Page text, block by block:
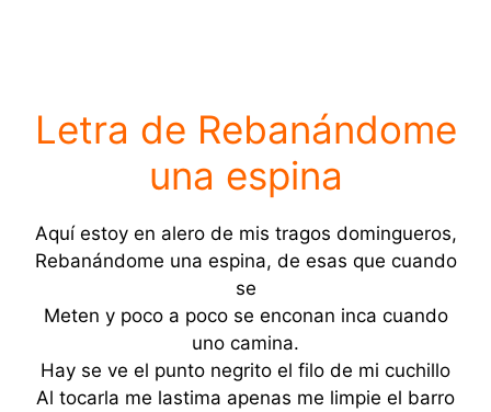
Letra de Rebanándome
una espina
Aquí estoy en alero de mis tragos domingueros,
Rebanándome una espina, de esas que cuando
se
Meten y poco a poco se enconan inca cuando
uno camina.
Hay se ve el punto negrito el filo de mi cuchillo
Al tocarla me lastima apenas me limpie el barro